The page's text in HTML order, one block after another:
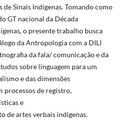
de Sinais Indígenas. Tomando como
GT nacional da Década
o presente trabalho busca
da Antropologia com a DILI
da fala/ comunicação e da
sobre linguagem para um
e das dimensões
processos de registro,
e
de artes verbais indígenas.